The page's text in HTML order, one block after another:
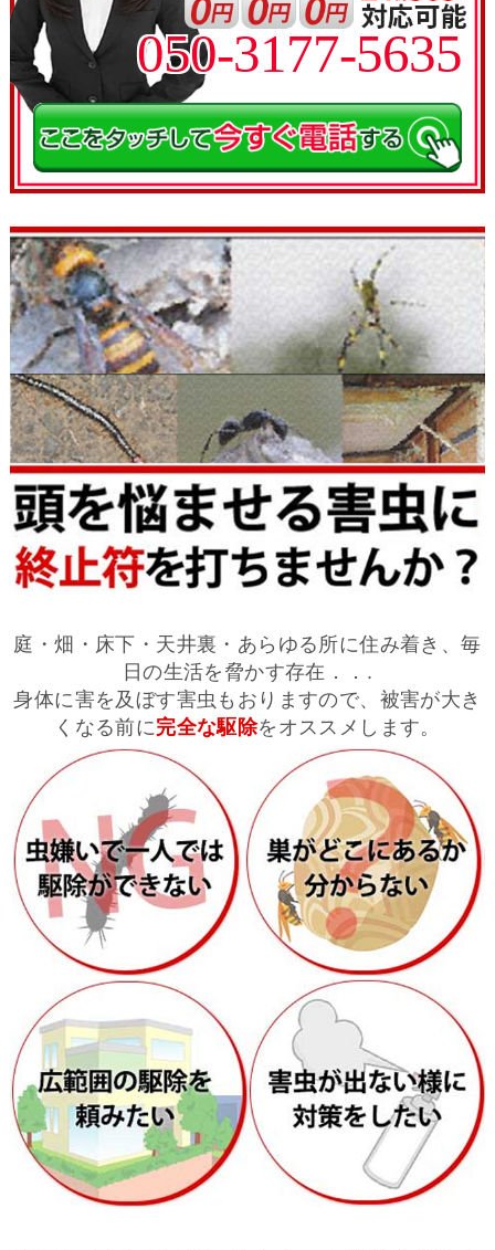
050-3177-5635
庭・畑・床下・天井裏・あらゆる所に住み着き、毎
日の生活を脅かす存在．．.
身体に害を及ぼす害虫もおりますので、被害が大き
くなる前に完全な駆除をオススメします。